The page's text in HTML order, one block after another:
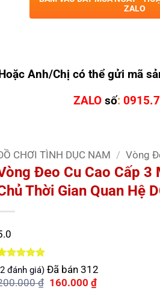
ZALO
Anh/Chị có thể gửi mã
ZALO số:
CHƠI TÌNH DỤC NAM / Vòng
Đeo Cu Cao Cấp 3
Thời Gian Quan Hệ
trên 5
trên
giá
2 đánh giá) Đã bán 312
₫ Giá
160.000₫Giá